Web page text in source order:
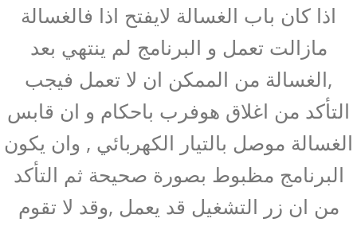
اذا كان باب الغسالة لايفتح اذا فالغسالة
مازالت تعمل و البرنامج لم ينتهي بعد
,الغسالة من الممكن ان لا تعمل فيجب
التأكد من اغلاق هوفرب باحكام و ان قابس
الغسالة موصل بالتيار الكهربائي , وان يكون
البرنامج مظبوط بصورة صحيحة ثم التأكد
من ان زر التشغيل قد يعمل ,وقد لا تقوم